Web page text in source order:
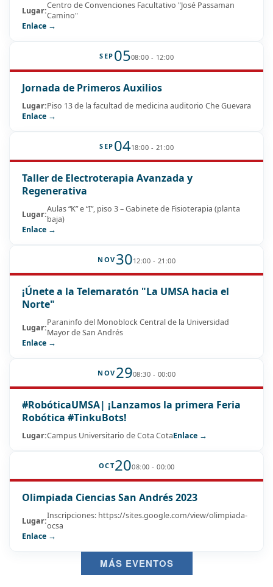
Lugar:Centro de Convenciones Facultativo "José Passaman
Camino"
Enlace →
SEP 0508:00 - 12:00
Jornada de Primeros Auxilios
Lugar:Piso 13 de la facultad de medicina auditorio Che Guevara
Enlace →
SEP 0418:00 - 21:00
Taller de Electroterapia Avanzada y
Regenerativa
Lugar:Aulas “K” e “I”, piso 3 – Gabinete de Fisioterapia (planta
baja)
Enlace →
NOV 3012:00 - 21:00
¡Únete a la Telemaratón "La UMSA hacia el
Norte"
Lugar:Paraninfo del Monoblock Central de la Universidad
Mayor de San Andrés
Enlace →
NOV 2908:30 - 00:00
#RobóticaUMSA| ¡Lanzamos la primera Feria
Robótica #TinkuBots!
Lugar:Campus Universitario de Cota CotaEnlace →
OCT2008:00 - 00:00
Olimpiada Ciencias San Andrés 2023
Lugar:Inscripciones: https://sites.google.com/view/olimpiada-
ocsa
Enlace →
MÁS EVENTOS